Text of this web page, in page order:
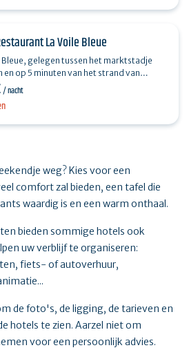
La Voile Bleue
Bleue, gelegen tussen het marktstadje
en op 5 minuten van het strand van
is het hele jaar door geopend. Het is
/ nacht
weg? Kies voor een
comfort zal bieden, een tafel die
waardig is en een warm onthaal.
bieden sommige hotels ook
uw verblijf te organiseren:
fiets- of autoverhuur,
de foto's, de ligging, de tarieven en
hotels te zien. Aarzel niet om
voor een persoonlijk advies.